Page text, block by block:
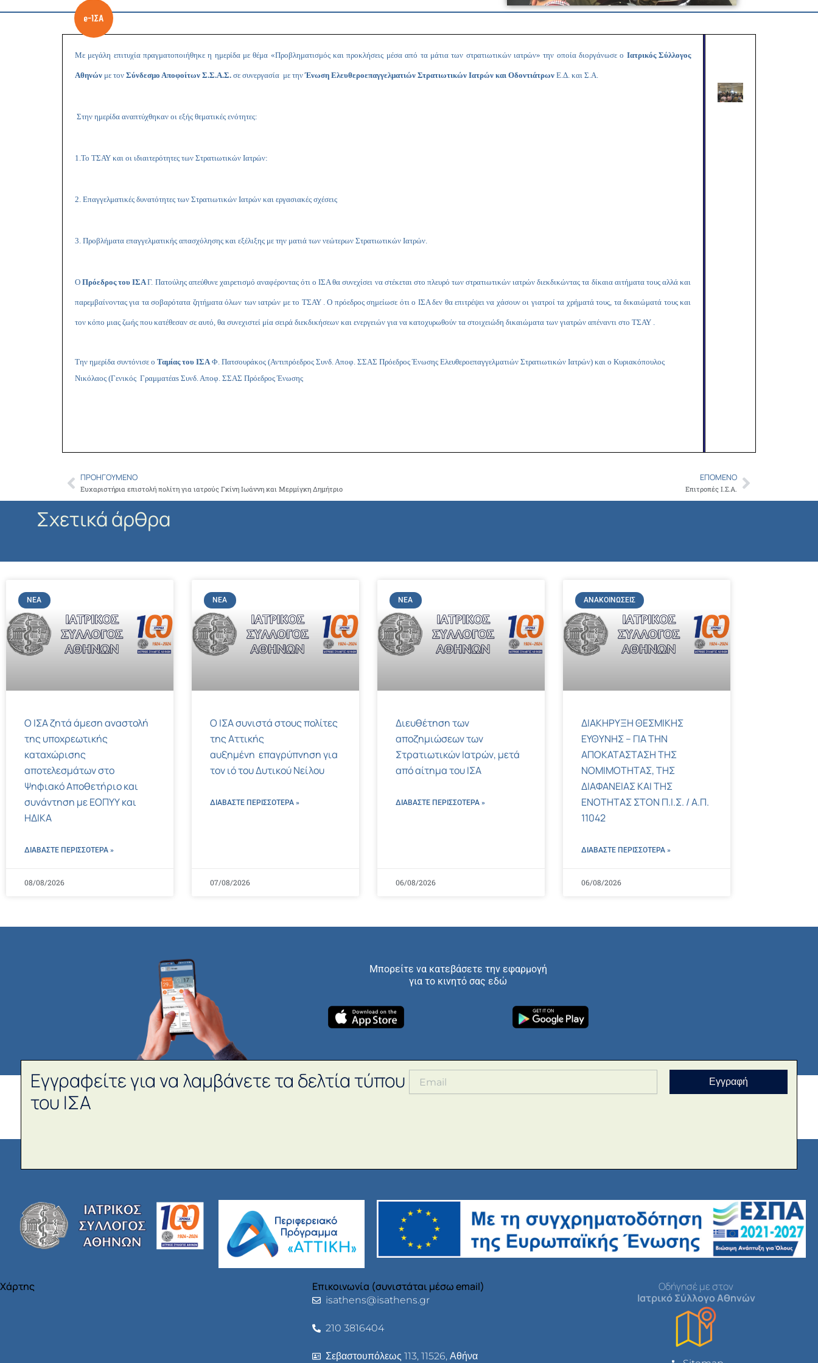
Με μεγάλη επιτυχία πραγματοποιήθηκε η ημερίδα με θέμα «Προβληματισμός και προκλήσεις μέσα από τα μάτια των στρατιωτικών ιατρών» την οποία διοργάνωσε ο Ιατρικός Σύλλογος
Αθηνών με τον Σύνδεσμο Αποφοίτων Σ.Σ.Α.Σ. σε συνεργασία με τηνΈνωση Ελευθεροεπαγγελματιών Στρατιωτικών Ιατρών και Οδοντιάτρων Ε.Δ. και Σ.Α.
Στην ημερίδα αναπτύχθηκαν οι εξής θεματικές ενότητες:
1.Το ΤΣΑΥ και οι ιδιαιτερότητες των Στρατιωτικών Ιατρών:
2. Επαγγελματικές δυνατότητες των Στρατιωτικών Ιατρών και εργασιακές σχέσεις
3. Προβλήματα επαγγελματικής απασχόλησης και εξέλιξης με την ματιά των νεώτερων Στρατιωτικών Ιατρών.
ΟΠρόεδρος του ΙΣΑΓ. Πατούλης απεύθυνε χαιρετισμό αναφέροντας ότι ο ΙΣΑ θα συνεχίσει να στέκεται στο πλευρό των στρατιωτικών ιατρών διεκδικώντας τα δίκαια αιτήματα τους αλλά και
παρεμβαίνοντας για τα σοβαρότατα ζητήματα όλων των ιατρών με το ΤΣΑΥ . Ο πρόεδρος σημείωσε ότι ο ΙΣΑ δεν θα επιτρέψει να χάσουν οι γιατροί τα χρήματά τους, τα δικαιώματά τους και
τον κόπο μιας ζωής που κατέθεσαν σε αυτό, θα συνεχιστεί μία σειρά διεκδικήσεων και ενεργειών για να κατοχυρωθούν τα στοιχειώδη δικαιώματα των γιατρών απέναντι στο ΤΣΑΥ .
Την ημερίδα συντόνισε ο Ταμίας του ΙΣΑΦ. Πατσουράκος (Αντιπρόεδρος Συνδ. Αποφ. ΣΣΑΣ Πρόεδρος Ένωσης Ελευθεροεπαγγελματιών Στρατιωτικών Ιατρών) και ο Κυριακόπουλος
Νικόλαος (Γενικός Γραμματέαs Συνδ. Αποφ. ΣΣΑΣ Πρόεδρος Ένωσης
Prev
ΠΡΟΗΓΟΎΜΕΝΟ
Ευχαριστήρια επιστολή πολίτη για ιατρούς Γκίνη Ιωάννη και Μερμίγκη Δημήτριο
ΕΠΌΜΕΝΟ
Επιτροπές Ι.Σ.Α.Next
Σχετικά άρθρα
ΝΈΑ
Ο ΙΣΑ ζητά άμεση αναστολή
της υποχρεωτικής
καταχώρισης
αποτελεσμάτων στο
Ψηφιακό Αποθετήριο και
συνάντηση με ΕΟΠΥΥ και
ΗΔΙΚΑ
ΔΙΑΒΑΣΤΕ ΠΕΡΙΣΣΌΤΕΡΑ »
08/08/2026
ΝΈΑ
Ο ΙΣΑ συνιστά στους πολίτες
της Αττικής
αυξημένη επαγρύπνηση για
τον ιό του Δυτικού Νείλου
ΔΙΑΒΑΣΤΕ ΠΕΡΙΣΣΌΤΕΡΑ »
07/08/2026
ΝΈΑ
Διευθέτηση των
αποζημιώσεων των
Στρατιωτικών Ιατρών, μετά
από αίτημα του ΙΣΑ
ΔΙΑΒΑΣΤΕ ΠΕΡΙΣΣΌΤΕΡΑ »
06/08/2026
ΑΝΑΚΟΙΝΏΣΕΙΣ
ΔΙΑΚΗΡΥΞΗ ΘΕΣΜΙΚΗΣ
ΕΥΘΥΝΗΣ – ΓΙΑ ΤΗΝ
ΑΠΟΚΑΤΑΣΤΑΣΗ ΤΗΣ
ΝΟΜΙΜΟΤΗΤΑΣ, ΤΗΣ
ΔΙΑΦΑΝΕΙΑΣ ΚΑΙ ΤΗΣ
ΕΝΟΤΗΤΑΣ ΣΤΟΝ Π.Ι.Σ. / Α.Π.
11042
ΔΙΑΒΑΣΤΕ ΠΕΡΙΣΣΌΤΕΡΑ »
06/08/2026
Μπορείτε να κατεβάσετε την εφαρμογή
για το κινητό σας εδώ
Εγγραφείτε για να λαμβάνετε τα δελτία τύπου
του ΙΣΑ
Εγγραφή
Χάρτης Επικοινωνία (συνιστάται μέσω email)
isathens@isathens.gr
210 3816404
Σεβαστουπόλεως 113, 11526, Αθήνα
Οδήγησέ με στον
Ιατρικό Σύλλογο Αθηνών